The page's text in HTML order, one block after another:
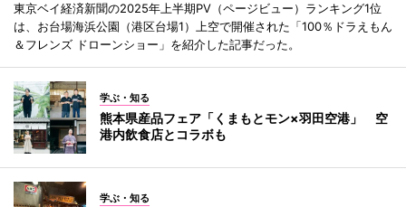
東京ベイ経済新聞の2025年上半期PV（ページビュー）ランキング1位
は、お台場海浜公園（港区台場1）上空で開催された「100％ドラえもん
＆フレンズ ドローンショー」を紹介した記事だった。
学ぶ・知る
熊本県産品フェア「くまもとモン×羽田空港」 空
港内飲食店とコラボも
学ぶ・知る